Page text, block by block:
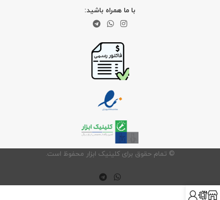
با ما همراه باشید:
©️ تمام حقوق برای کلینیک ابزار محفوظ است.